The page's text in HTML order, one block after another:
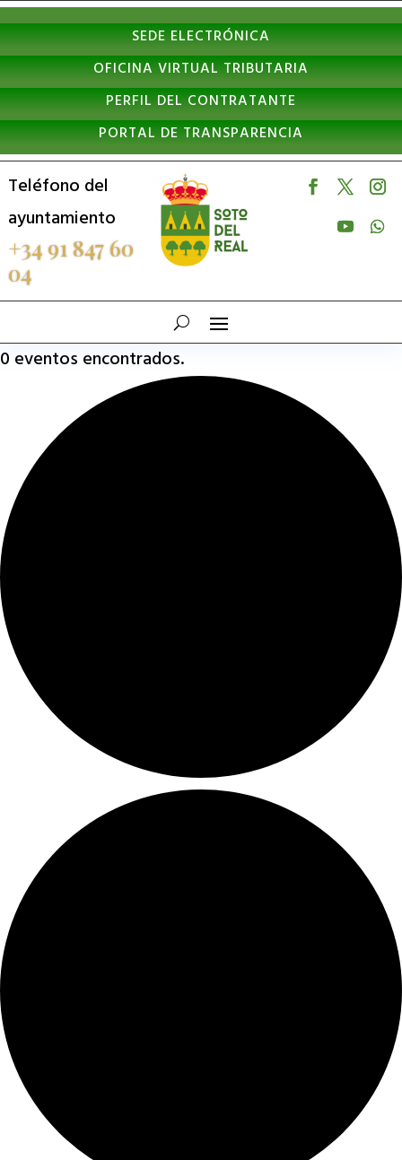
Nota:
este
sitio
web
incluye
un
sistema
de
accesibilidad.
SEDE ELECTRÓNICA
OFICINA VIRTUAL TRIBUTARIA
PERFIL DEL CONTRATANTE
PORTAL DE TRANSPARENCIA
Teléfono del
ayuntamiento
+34 91 847 60
04
0 eventos encontrados.